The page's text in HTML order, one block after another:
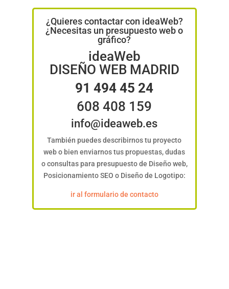
¿Quieres contactar con ideaWeb?
¿Necesitas un presupuesto web o
gráfico?
ideaWeb
DISEÑO WEB MADRID
91 494 45 24
608 408 159
info@ideaweb.es
También puedes describirnos tu proyecto
web o bien enviarnos tus propuestas, dudas
o consultas para presupuesto de Diseño web,
Posicionamiento SEO o Diseño de Logotipo:
ir al formulario de contacto